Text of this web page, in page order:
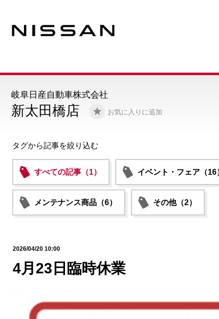
新太田橋店 お気に入りに追加
岐阜日産自動車株式会社
タグから記事を絞り込む
すべての記事（1） イベント・フェア（16
メンテナンス商品（6） その他（2）
2026/04/20 10:00
4月23日臨時休業